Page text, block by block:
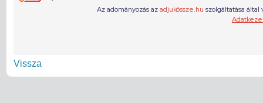
Vissza